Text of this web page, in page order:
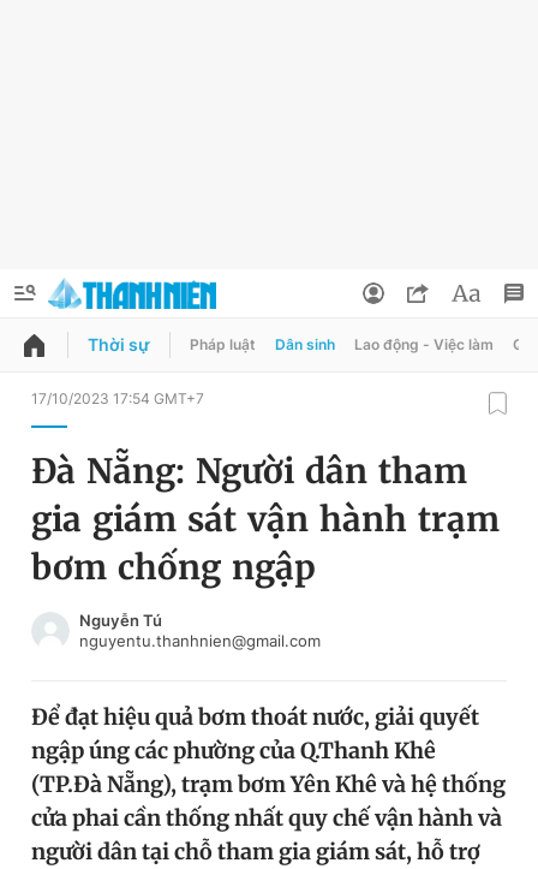
QUẢNG CÁO
Chuyên mục
Chuyên mục khác
Chào ngày mới
Video Magazine
Sản phẩm khác
Đổi mật khẩu
Tin đã lưu
Đăng xuất
Thời sự Pháp luật Dân sinh Lao động - Việc làm
17/10/2023 17:54 GMT+7
Đà Nẵng: Người dân tham
gia giám sát vận hành trạm
bơm chống ngập
Nguyễn Tú
nguyentu.thanhnien@gmail.com
Để đạt hiệu quả bơm thoát nước, giải quyết
ngập úng các phường của Q.Thanh Khê
(TP.Đà Nẵng), trạm bơm Yên Khê và hệ thống
cửa phai cần thống nhất quy chế vận hành và
người dân tại chỗ tham gia giám sát, hỗ trợ